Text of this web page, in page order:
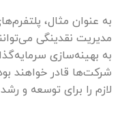
به عنوان مثال،
مدیریت نقدینگی
به بهینه‌سازی
شرکت‌ها قادر خواهند
لازم را برای توسعه و